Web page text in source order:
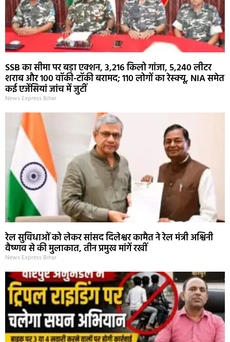
SSB का सीमा पर बड़ा एक्शन, 3,216 किलो गांजा, 5,240 लीटर
शराब और 100 वॉकी-टॉकी बरामद; 110 लोगों का रेस्क्यू, NIA समेत
कई एजेंसियां जांच में जुटीं
News Express Bihar
रेल सुविधाओं को लेकर सांसद दिलेश्वर कामैत ने रेल मंत्री अश्विनी
वैष्णव से की मुलाकात, तीन प्रमुख मांगें रखीं
News Express Bihar